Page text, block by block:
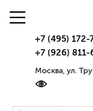
+7 (495) 172-
+7 (926) 811-
Москва, ул.